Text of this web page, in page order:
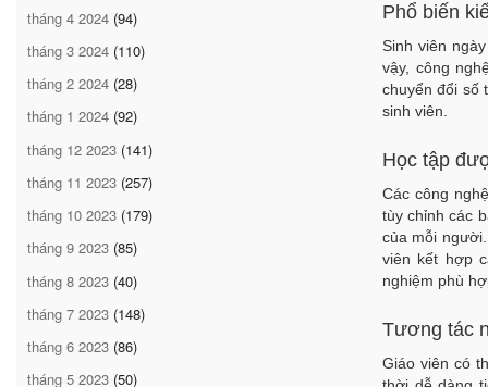
tháng 4 2024 (94)
tháng 3 2024 (110)
tháng 2 2024 (28)
tháng 1 2024 (92)
tháng 12 2023 (141)
tháng 11 2023 (257)
tháng 10 2023 (179)
tháng 9 2023 (85)
tháng 8 2023 (40)
tháng 7 2023 (148)
tháng 6 2023 (86)
tháng 5 2023 (50)
Phổ biến
Sinh viên
vậy, công
chuyển đổi số
sinh viên.
Học tập
Các công
tùy chỉnh các
của mỗi
viên kết hợp
nghiệm phù
Tương tác
Giáo viên có